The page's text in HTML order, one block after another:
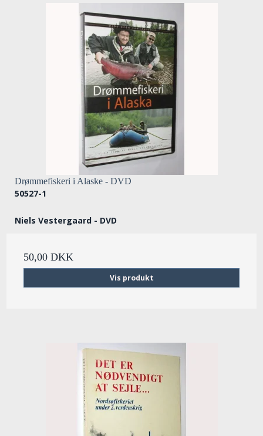
Drømmefiskeri i Alaske - DVD
50527-1
Niels Vestergaard - DVD
50,00 DKK
Vis produkt